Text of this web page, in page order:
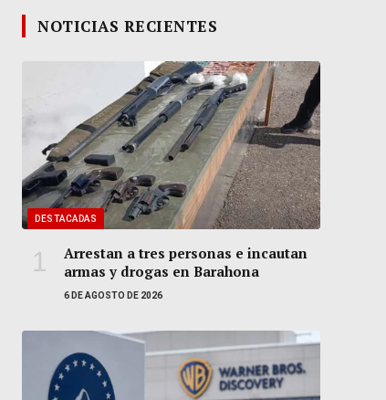
NOTICIAS RECIENTES
DESTACADAS
Arrestan a tres personas e incautan
armas y drogas en Barahona
6 DE AGOSTO DE 2026